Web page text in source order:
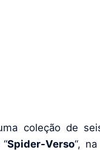
coleção de
Spider-Verso“,